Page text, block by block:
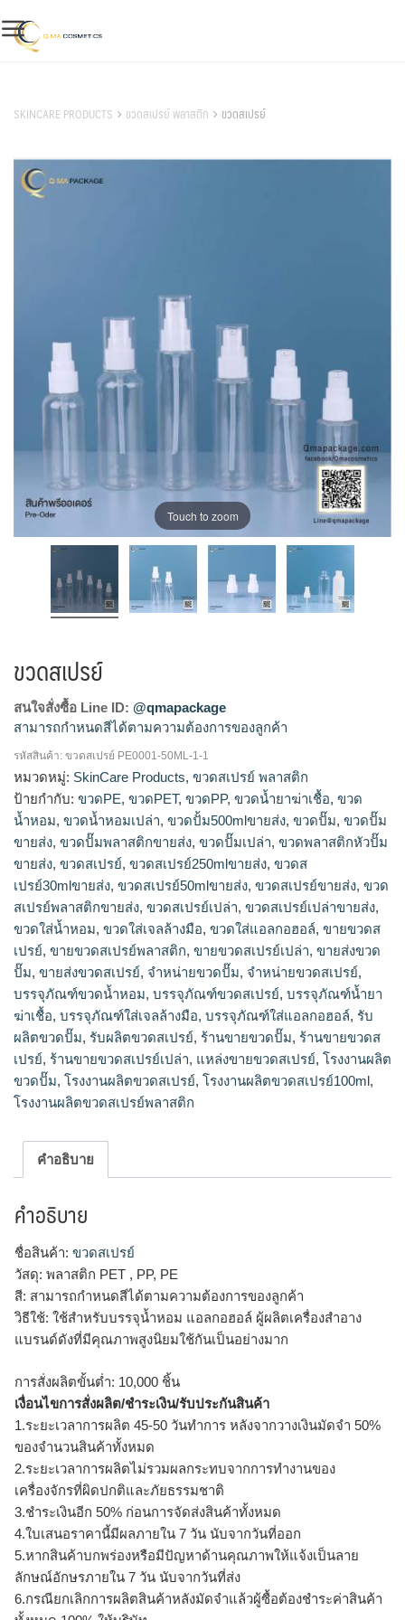
to
content
SKINCARE PRODUCTS ขวดสเปรย์ พลาสติก ขวดสเปรย์
Touch to zoom
ขวดสเปรย์
สนใจสั่งซื้อ Line ID: @qmapackage
สามารถกำหนดสีได้ตามความต้องการของลูกค้า
โรงงานผลิตขวดสเปรย์,รับผลิตขวดสเปรย์,ขายส่งขวดสเปรย์,จำ
หน่ายขวดสเปรย์,ขายขวดสเปรย์,ร้านขายขวดสเปรย์,ขวดสเปรย์
ขายส่ง,ขวดสเปรย์30mlขายส่ง,ขวดสเปรย์พลาสติกขายส่ง,ขวดส
เปรย์250mlขายส่ง,ขวดสเปรย์50mlขายส่ง,โรงงานผลิตขวดสเปรย์
พลาสติก,ขายขวดสเปรย์พลาสติก,ร้านขายขวดสเปรย์เปล่า,ขาย
ขวดสเปรย์เปล่า,โรงงานผลิตขวดสเปรย์100ml,ขวดสเปรย์เปล่า
ขายส่ง,dbaleขวดสเปรย์,แหล่งขายขวดสเปรย์,โรงงานผลิตขวด
ปั๊ม,จำหน่ายขวดปั๊ม,ขายส่งขวดปั๊ม,รับผลิตขวดปั๊ม,ขวดปั๊ม
ขายส่ง,ขวดปั๊มพลาสติกขายส่ง,ขวดปั้ม500mlขายส่ง,ร้านขายขวด
ปั๊ม,ขวดพลาสติกหัวปั๊มขายส่ง,plasticparkบรรจุภัณฑ์
รหัสสินค้า: ขวดสเปรย์ PE0001-50ML-1-1
หมวดหมู่: SkinCare Products, ขวดสเปรย์ พลาสติก
ป้ายกำกับ: ขวดPE, ขวดPET, ขวดPP, ขวดน้ำยาฆ่าเชื้อ, ขวด
น้ำหอม, ขวดน้ำหอมเปล่า, ขวดปั้ม500mlขายส่ง, ขวดปั๊ม, ขวดปั๊ม
ขายส่ง, ขวดปั๊มพลาสติกขายส่ง, ขวดปั๊มเปล่า, ขวดพลาสติกหัวปั๊ม
ขายส่ง, ขวดสเปรย์, ขวดสเปรย์250mlขายส่ง, ขวดส
เปรย์30mlขายส่ง, ขวดสเปรย์50mlขายส่ง, ขวดสเปรย์ขายส่ง, ขวด
สเปรย์พลาสติกขายส่ง, ขวดสเปรย์เปล่า, ขวดสเปรย์เปล่าขายส่ง,
ขวดใส่น้ำหอม, ขวดใส่เจลล้างมือ, ขวดใส่แอลกอฮอล์, ขายขวดส
เปรย์, ขายขวดสเปรย์พลาสติก, ขายขวดสเปรย์เปล่า, ขายส่งขวด
ปั๊ม, ขายส่งขวดสเปรย์, จำหน่ายขวดปั๊ม, จำหน่ายขวดสเปรย์,
บรรจุภัณฑ์ขวดน้ำหอม, บรรจุภัณฑ์ขวดสเปรย์, บรรจุภัณฑ์น้ำยา
ฆ่าเชื้อ, บรรจุภัณฑ์ใส่เจลล้างมือ, บรรจุภัณฑ์ใส่แอลกอฮอล์, รับ
ผลิตขวดปั๊ม, รับผลิตขวดสเปรย์, ร้านขายขวดปั๊ม, ร้านขายขวดส
เปรย์, ร้านขายขวดสเปรย์เปล่า, แหล่งขายขวดสเปรย์, โรงงานผลิต
ขวดปั๊ม, โรงงานผลิตขวดสเปรย์, โรงงานผลิตขวดสเปรย์100ml,
โรงงานผลิตขวดสเปรย์พลาสติก
คำอธิบาย
คำอธิบาย
ชื่อสินค้า: ขวดสเปรย์
วัสดุ: พลาสติก PET , PP, PE
สี: สามารถกำหนดสีได้ตามความต้องการของลูกค้า
วิธีใช้: ใช้สำหรับบรรจุน้ำหอม แอลกอฮอล์ ผู้ผลิตเครื่องสำอาง
แบรนด์ดังที่มีคุณภาพสูงนิยมใช้กันเป็นอย่างมาก
การสั่งผลิตขั้นต่ำ: 10,000 ชิ้น
เงื่อนไขการสั่งผลิต/ชำระเงิน/รับประกันสินค้า
1.ระยะเวลาการผลิต 45-50 วันทำการ หลังจากวางเงินมัดจำ 50%
ของจำนวนสินค้าทั้งหมด
2.ระยะเวลาการผลิตไม่รวมผลกระทบจากการทำงานของ
เครื่องจักรที่ผิดปกติและภัยธรรมชาติ
3.ชำระเงินอีก 50% ก่อนการจัดส่งสินค้าทั้งหมด
4.ใบเสนอราคานี้มีผลภายใน 7 วัน นับจากวันที่ออก
5.หากสินค้าบกพร่องหรือมีปัญหาด้านคุณภาพให้แจ้งเป็นลาย
ลักษณ์อักษรภายใน 7 วัน นับจากวันที่ส่ง
6.กรณียกเลิกการผลิตสินค้าหลังมัดจำแล้วผู้ซื้อต้องชำระค่าสินค้า